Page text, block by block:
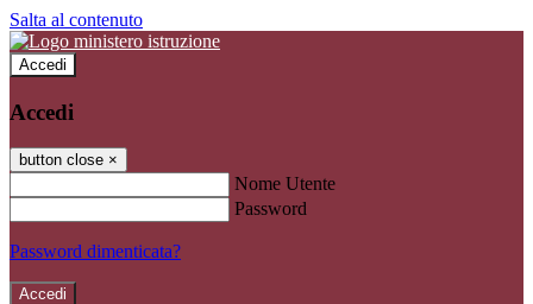
Salta al contenuto
Accedi
Accedi
button close ×
Nome Utente
Password
Password dimenticata?